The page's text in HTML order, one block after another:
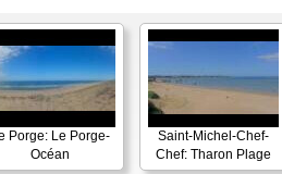
Porge: Le Porge-
Océan
Saint-Michel-Chef-
Chef: Tharon Plage